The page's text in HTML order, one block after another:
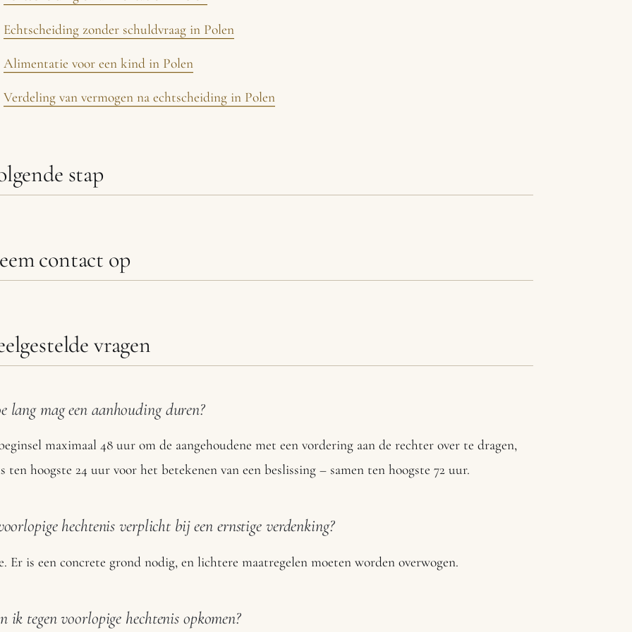
Echtscheiding zonder schuldvraag in Polen
Alimentatie voor een kind in Polen
Verdeling van vermogen na echtscheiding in Polen
stap
contact op
vragen
lang mag een aanhouding duren?
maximaal 48 uur om de aangehoudene met een vordering aan de rechter over te dragen,
ten hoogste 24 uur voor het betekenen van een beslissing – samen ten hoogste 72 uur.
hechtenis verplicht bij een ernstige verdenking?
Er is een concrete grond nodig, en lichtere maatregelen moeten worden overwogen.
ik tegen voorlopige hechtenis opkomen?